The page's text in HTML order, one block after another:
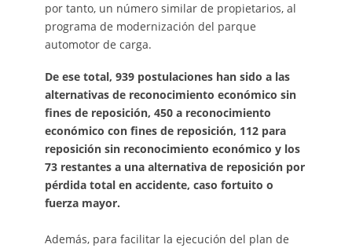
por tanto, un número similar de propietarios, al
programa de modernización del parque
automotor de carga.
De ese total, 939 postulaciones han sido a las
alternativas de reconocimiento económico sin
fines de reposición, 450 a reconocimiento
económico con fines de reposición, 112 para
reposición sin reconocimiento económico y los
73 restantes a una alternativa de reposición por
pérdida total en accidente, caso fortuito o
fuerza mayor.
Además, para facilitar la ejecución del plan de